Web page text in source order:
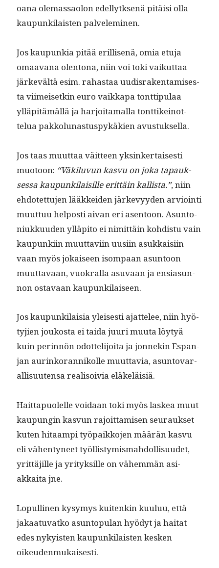
oana ole­mas­saolon edel­lytk­senä pitäisi olla
kaupunki­lais­ten palveleminen.
Jos kaupunkia pitää eril­lisenä, omia etu­ja
omaa­vana olen­tona, niin voi toki vaikut­taa
järkevältä esim. rahas­taa uud­is­rak­en­tamis­es­
ta viimeisetkin euro vaikka­pa tont­tip­u­laa
ylläpitämäl­lä ja har­joita­mal­la tont­tikeinot­
telua pakkol­u­nas­tus­pykäkien avustuksella.
Jos taas muut­taa väit­teen yksinker­tais­es­ti
muo­toon: “Väk­ilu­vun kasvu on joka tapauk­
ses­sa kaupunki­laisille erit­täin kallista.”, niin
ehdotet­tu­jen lääkkei­den järkevyy­den arvioin­ti
muut­tuu hel­posti aivan eri asen­toon. Asun­to­
niukku­u­den ylläpi­to ei nimit­täin kohdis­tu vain
kaupunki­in muut­tavi­in uusi­in asukkaisi­in
vaan myös jokaiseen isom­paan asun­toon
muut­tavaan, vuokral­la asu­vaan ja ensi­a­sun­
non ostavaan kaupunkilaiseen.
Jos kaupunki­laisia yleis­es­ti ajat­telee, niin hyö­
tyjien joukos­ta ei tai­da juuri muu­ta löy­tyä
kuin perin­nön odot­telijoi­ta ja jon­nekin Espan­
jan aurinko­ran­nikolle muut­tavia, asun­to­var­
al­lisuuten­sa real­isoivia eläkeläisiä.
Hait­ta­puolelle voidaan toki myös laskea muut
kaupun­gin kasvun rajoit­tamisen seu­rauk­set
kuten hitaampi työ­paikko­jen määrän kasvu
eli vähen­tyneet työl­listymis­mah­dol­lisu­udet,
yrit­täjille ja yri­tyk­sille on vähem­män asi­
akkai­ta jne.
Lop­ulli­nen kysymys kuitenkin kuu­luu, että
jakaatu­vatko asun­top­u­lan hyödyt ja hai­tat
edes nyky­is­ten kaupunki­lais­ten kesken
oikeudenmukaisesti.